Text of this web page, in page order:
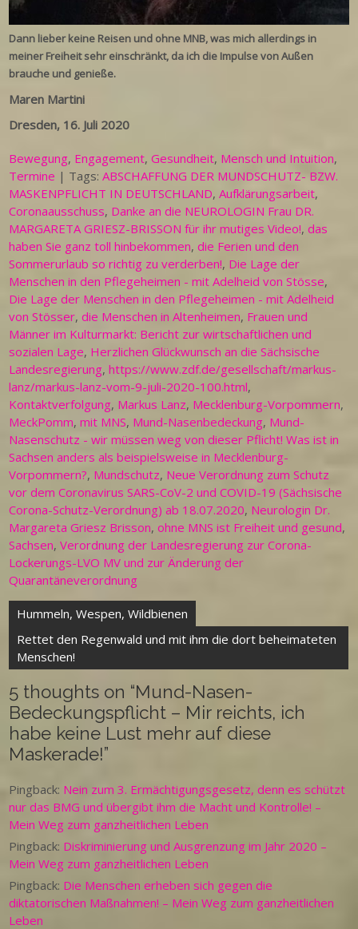
Dann lieber keine Reisen und ohne MNB, was mich allerdings in
meiner Freiheit sehr einschränkt, da ich die Impulse von Außen
brauche und genieße.
Maren Martini
Dresden, 16. Juli 2020
Bewegung, Engagement,Gesundheit, Mensch und Intuition,
Termine | Tags:ABSCHAFFUNG DER MUNDSCHUTZ- BZW.
MASKENPFLICHT IN DEUTSCHLAND,Aufklärungsarbeit,
Coronaausschuss, Danke an die NEUROLOGIN Frau DR.
MARGARETA GRIESZ-BRISSON für ihr mutiges Video!,das
haben Sie ganz toll hinbekommen,die Ferien und den
Sommerurlaub so richtig zu verderben!, Die Lage der
Menschen in den Pflegeheimen - mit Adelheid von Stösse,
Die Lage der Menschen in den Pflegeheimen - mit Adelheid
von Stösser,die Menschen in Altenheimen, Frauen und
Männer im Kulturmarkt: Bericht zur wirtschaftlichen und
sozialen Lage, Herzlichen Glückwunsch an die Sächsische
Landesregierung,https://www.zdf.de/gesellschaft/markus-
lanz/markus-lanz-vom-9-juli-2020-100.html,
Kontaktverfolgung, Markus Lanz, Mecklenburg-Vorpommern,
MeckPomm,mit MNS, Mund-Nasenbedeckung, Mund-
Nasenschutz - wir müssen weg von dieser Pflicht! Was ist in
Sachsen anders als beispielsweise in Mecklenburg-
Vorpommern?, Mundschutz, Neue Verordnung zum Schutz
vor dem Coronavirus SARS-CoV-2 und COVID-19 (Sächsische
Corona-Schutz-Verordnung) ab 18.07.2020, Neurologin Dr.
Margareta Griesz Brisson,ohne MNS ist Freiheit und gesund,
Sachsen,Verordnung der Landesregierung zur Corona-
Lockerungs-LVO MV und zur Änderung der
Quarantäneverordnung
Beitragsnavigation
Hummeln, Wespen, Wildbienen
Rettet den Regenwald und mit ihm die dort beheimateten
Menschen!
5 thoughts on “Mund-Nasen-
Bedeckungspflicht – Mir reichts, ich
habe keine Lust mehr auf diese
Maskerade!”
Pingback: Nein zum 3. Ermächtigungsgesetz, denn es schützt
nur das BMG und übergibt ihm die Macht und Kontrolle! –
Mein Weg zum ganzheitlichen Leben
Pingback: Diskriminierung und Ausgrenzung im Jahr 2020 –
Mein Weg zum ganzheitlichen Leben
Pingback: Die Menschen erheben sich gegen die
diktatorischen Maßnahmen! – Mein Weg zum ganzheitlichen
Leben